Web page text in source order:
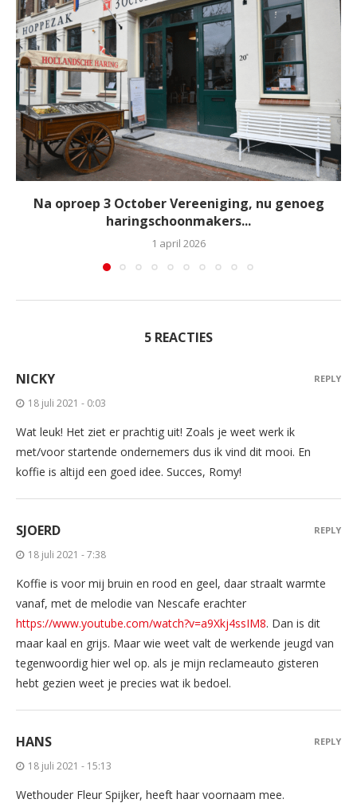
Na oproep 3 October Vereeniging, nu genoeg
haringschoonmakers...
1 april 2026
5 REACTIES
NICKY
18 juli 2021 - 0:03
Wat leuk! Het ziet er prachtig uit! Zoals je weet werk ik
met/voor startende ondernemers dus ik vind dit mooi. En
koffie is altijd een goed idee. Succes, Romy!
REPLY
SJOERD
18 juli 2021 - 7:38
Koffie is voor mij bruin en rood en geel, daar straalt warmte
vanaf, met de melodie van Nescafe erachter
https://www.youtube.com/watch?v=a9Xkj4ssIM8. Dan is dit
maar kaal en grijs. Maar wie weet valt de werkende jeugd van
tegenwoordig hier wel op. als je mijn reclameauto gisteren
hebt gezien weet je precies wat ik bedoel.
REPLY
HANS
18 juli 2021 - 15:13
Wethouder Fleur Spijker, heeft haar voornaam mee.
REPLY